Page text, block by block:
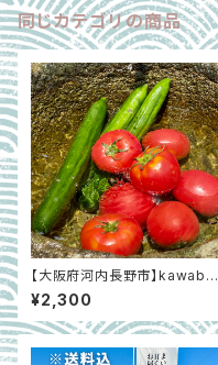
同じカテゴリの商品
【大阪府河内長野市】kawabat
a farmの美味～いきゅうり・トマ
トセット 約2kg
¥2,300